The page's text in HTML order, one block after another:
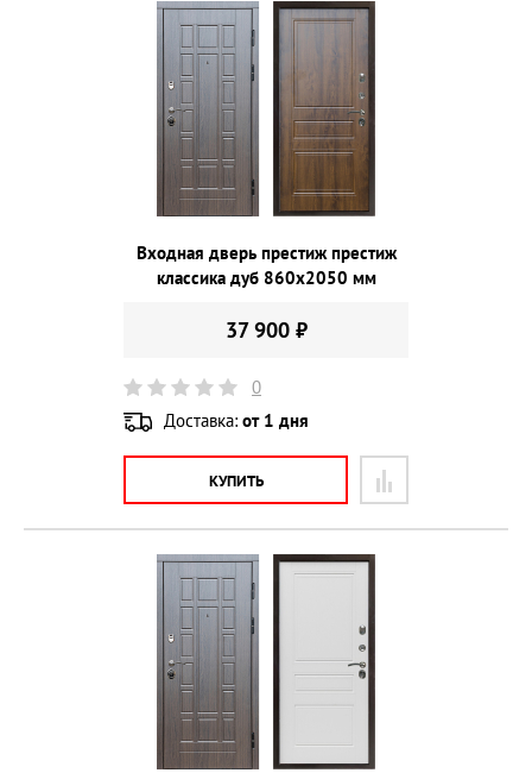
Входная дверь престиж престиж
классика дуб 860х2050 мм
37 900 ₽
0
Доставка: от 1 дня
КУПИТЬ